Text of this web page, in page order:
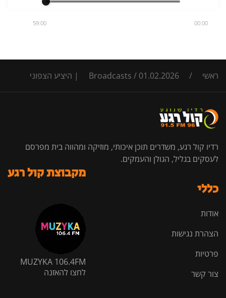
00:00
59:00
ראשי /
Broadcasts / 01.02.2026 | היציע הצפוני
רדיו קול רגע, משדרים תוכן איכותי, מוזיקה ומהווה בית מפרסם
לעסקים בגליל, הגולן והעמקים.
כללי
אודות
הצהרת נגישות
פרטיות
צור קשר
מקבוצת קול רגע
MUZYKA 106.4FM
לחצו להאזנה